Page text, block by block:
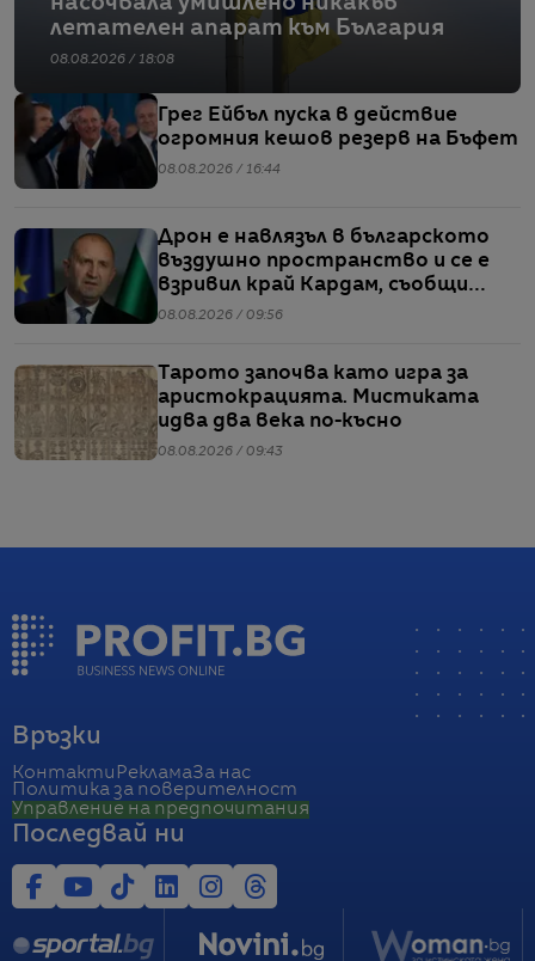
летателен апарат към България
08.08.2026 / 18:08
Грег Ейбъл пуска в действие
огромния кешов резерв на Бъфет
08.08.2026 / 16:44
Дрон е навлязъл в българското
въздушно пространство и се е
взривил край Кардам, съобщи
Радев
08.08.2026 / 09:56
Тарото започва като игра за
аристокрацията. Мистиката
идва два века по-късно
08.08.2026 / 09:43
Връзки
Контакти РекламаЗа нас
Политика за поверителност
Управление на предпочитания
Последвай ни